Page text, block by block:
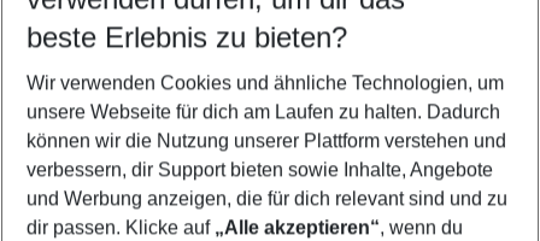
5-8 Nächte
2 Erwachsene Keine Kinder
Mehr Filter anzeigen
beste Erlebnis zu bieten?
Wir verwenden Cookies und ähnliche Technologien, um
unsere Webseite für dich am Laufen zu halten. Dadurch
können wir die Nutzung unserer Plattform verstehen und
verbessern, dir Support bieten sowie Inhalte, Angebote
und Werbung anzeigen, die für dich relevant sind und zu
dir passen. Klicke auf „Alle akzeptieren“, wenn du